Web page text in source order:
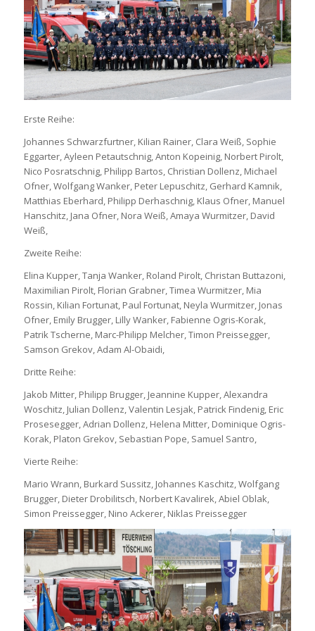
Erste Reihe:
Johannes Schwarzfurtner, Kilian Rainer, Clara Weiß, Sophie
Eggarter, Ayleen Petautschnig, Anton Kopeinig, Norbert Pirolt,
Nico Posratschnig, Philipp Bartos, Christian Dollenz, Michael
Ofner, Wolfgang Wanker, Peter Lepuschitz, Gerhard Kamnik,
Matthias Eberhard, Philipp Derhaschnig, Klaus Ofner, Manuel
Hanschitz, Jana Ofner, Nora Weiß, Amaya Wurmitzer, David
Weiß,
Zweite Reihe:
Elina Kupper, Tanja Wanker, Roland Pirolt, Christan Buttazoni,
Maximilian Pirolt, Florian Grabner, Timea Wurmitzer, Mia
Rossin, Kilian Fortunat, Paul Fortunat, Neyla Wurmitzer, Jonas
Ofner, Emily Brugger, Lilly Wanker, Fabienne Ogris-Korak,
Patrik Tscherne, Marc-Philipp Melcher, Timon Preissegger,
Samson Grekov, Adam Al-Obaidi,
Dritte Reihe:
Jakob Mitter, Philipp Brugger, Jeannine Kupper, Alexandra
Woschitz, Julian Dollenz, Valentin Lesjak, Patrick Findenig, Eric
Prosesegger, Adrian Dollenz, Helena Mitter, Dominique Ogris-
Korak, Platon Grekov, Sebastian Pope, Samuel Santro,
Vierte Reihe:
Mario Wrann, Burkard Sussitz, Johannes Kaschitz, Wolfgang
Brugger, Dieter Drobilitsch, Norbert Kavalirek, Abiel Oblak,
Simon Preissegger, Nino Ackerer, Niklas Preissegger